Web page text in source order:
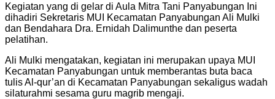
Kegiatan yang di gelar di Aula Mitra Tani Panyabungan Ini
dihadiri Sekretaris MUI Kecamatan Panyabungan Ali Mulki
dan Bendahara Dra. Ernidah Dalimunthe dan peserta
pelatihan.
Ali Mulki mengatakan, kegiatan ini merupakan upaya MUI
Kecamatan Panyabungan untuk memberantas buta baca
tulis Al-qur’an di Kecamatan Panyabungan sekaligus wadah
silaturahmi sesama guru magrib mengaji.